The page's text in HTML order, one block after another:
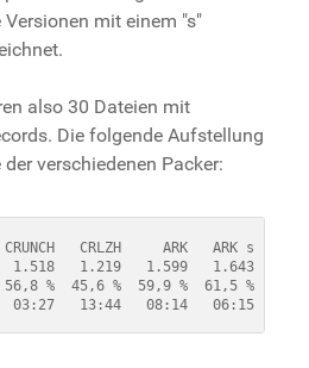
mit einem "s"
also 30 Dateien mit
Die folgende Aufstellung
verschiedenen Packer:
CRLZH     ARK   ARK s
1.518   1.219   1.599   1.643
%  45,6 %  59,9 %  61,5 %  40,6
13:44   08:14   06:15